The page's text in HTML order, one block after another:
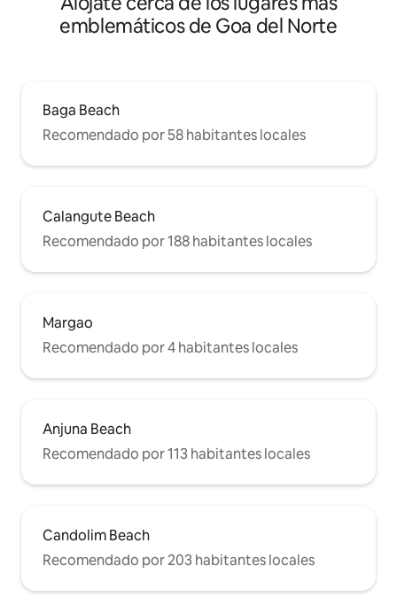
emblemáticos de Goa del Norte
Baga Beach
Recomendado por 58 habitantes locales
Calangute Beach
Recomendado por 188 habitantes locales
Margao
Recomendado por 4 habitantes locales
Anjuna Beach
Recomendado por 113 habitantes locales
Candolim Beach
Recomendado por 203 habitantes locales